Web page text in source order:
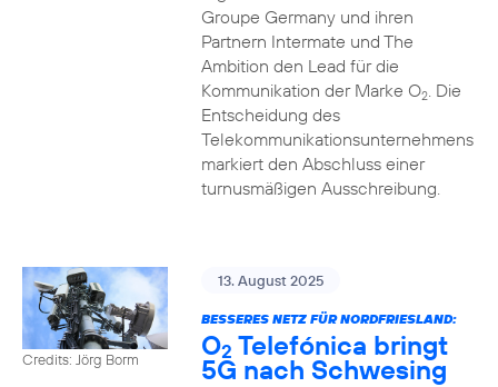
Groupe Germany und ihren
Partnern Intermate und The
Ambition den Lead für die
Kommunikation der Marke O2. Die
Entscheidung des
Telekommunikationsunternehmens
markiert den Abschluss einer
turnusmäßigen Ausschreibung.
Credits: Jörg Borm
13. August 2025
BESSERES NETZ FÜR NORDFRIESLAND:
O2 Telefónica bringt
5G nach Schwesing